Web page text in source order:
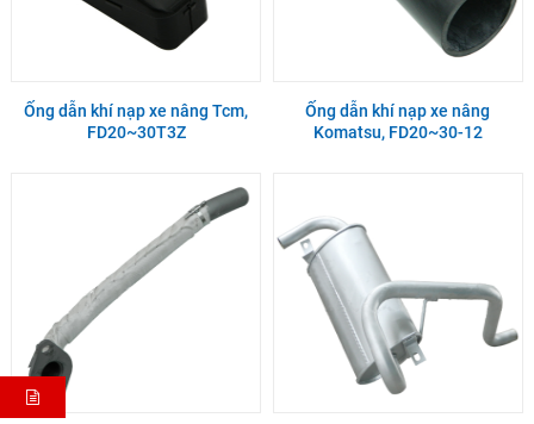
Ống dẫn khí nạp xe nâng Tcm,
FD20~30T3Z
Ống dẫn khí nạp xe nâng
Komatsu, FD20~30-12